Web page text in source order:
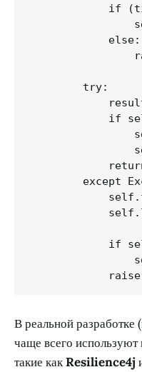
if
            else:
        try:
if
except
if
В реальной разработке
чаще всего
такие какResilience4j